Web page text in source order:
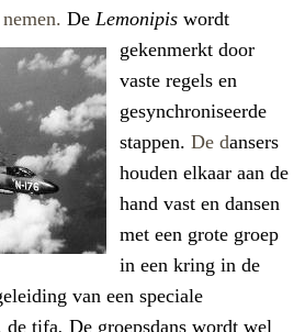
De Lemonipis wordt
gekenmerkt door
vaste regels en
gesynchroniseerde
stappen. De dansers
houden elkaar aan de
hand vast en dansen
met een grote groep
in een kring in de
van een speciale
de tifa. De groepsdans wordt wel